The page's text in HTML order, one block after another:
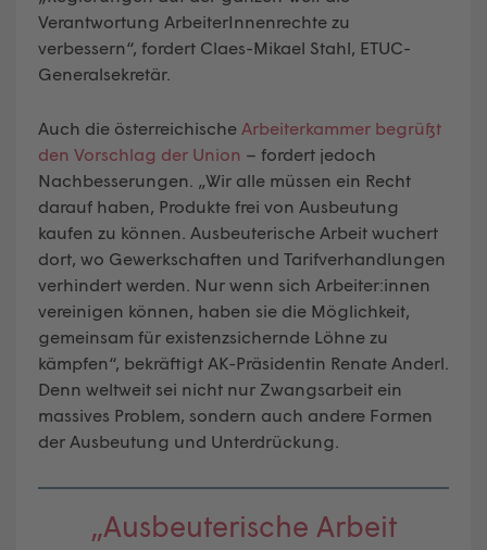
Verantwortung ArbeiterInnenrechte zu
verbessern“, fordert Claes-Mikael Stahl, ETUC-
Generalsekretär.
Auch die österreichische Arbeiterkammer begrüßt
den Vorschlag der Union – fordert jedoch
Nachbesserungen. „Wir alle müssen ein Recht
darauf haben, Produkte frei von Ausbeutung
kaufen zu können. Ausbeuterische Arbeit wuchert
dort, wo Gewerkschaften und Tarifverhandlungen
verhindert werden. Nur wenn sich Arbeiter:innen
vereinigen können, haben sie die Möglichkeit,
gemeinsam für existenzsichernde Löhne zu
kämpfen“, bekräftigt AK-Präsidentin Renate Anderl.
Denn weltweit sei nicht nur Zwangsarbeit ein
massives Problem, sondern auch andere Formen
der Ausbeutung und Unterdrückung.
„Ausbeuterische Arbeit